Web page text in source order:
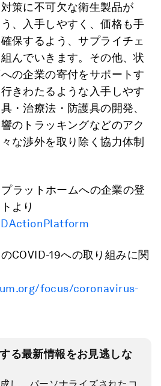
策に不可欠な衛生製品が
、入手しやすく、価格も手
保するよう、サプライチェ
んでいきます。その他、状
の企業の寄付をサポートす
きわたるような入手しやす
・治療法・防護具の開発、
のトラッキングなどのアク
な渉外を取り除く協力体制
ラットホームへの企業の登
より
COVID-19への取り組みに関
focus/coronavirus-
る最新情報をお見逃しな